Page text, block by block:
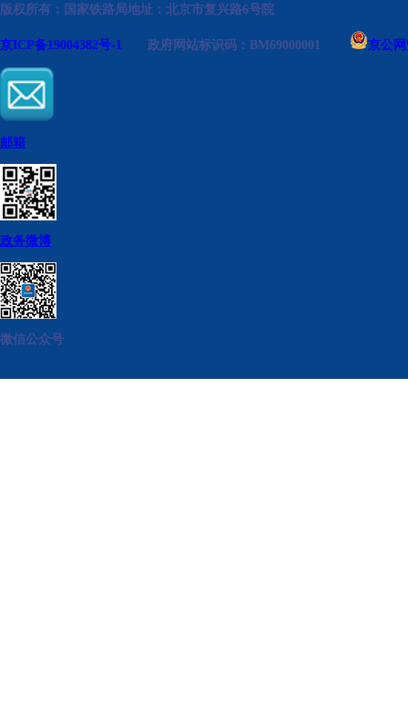
版权所有：国家铁路局地址：北京市复兴路6号院
京ICP备19004382号-1 政府网站标识码：BM69000001 京公网
邮箱
政务微博
微信公众号